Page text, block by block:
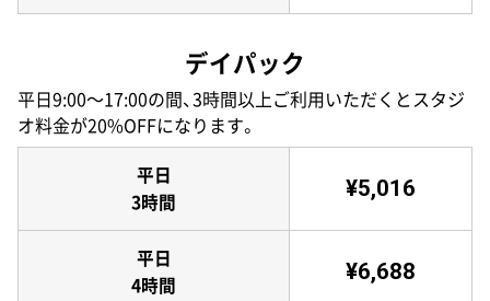
デイパック
平日9:00〜17:00の間、3時間以上ご利用いただくとスタジ
オ料金が20%OFFになります。
平日
3時間
¥5,016
平日
4時間
¥6,688